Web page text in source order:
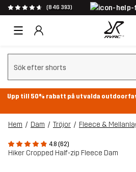
(846 393)
Rensa sök
Upp till 50% rabatt på utvalda
Hem Dam Tröjor Fleece &
4.8 (62)
Hiker Cropped Half-zip Fleece Dam